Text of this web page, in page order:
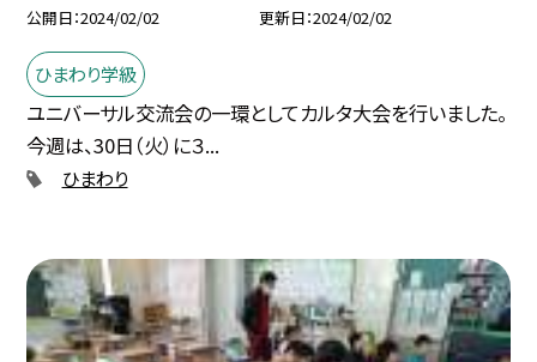
公開日 2024/02/02 更新日 2024/02/02
ひまわり学級
ユニバーサル交流会の一環としてカルタ大会を行いました。
今週は、30日（火）に３...
ひまわり